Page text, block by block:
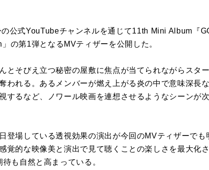
公式YouTubeチャンネルを通じて11th Mini Album『
の第1弾となるMVティザーを公開した。
とそびえ立つ秘密の屋敷に焦点が当てられながらスタ
われる。あるメンバーが燃え上がる炎の中で意味深長
するなど、ノワール映画を連想させるようなシーンが
登場している透視効果の演出が今回のMVティザーで
覚的な映像美と演出で見て聴くことの楽しさを最大化
も自然と高まっている。